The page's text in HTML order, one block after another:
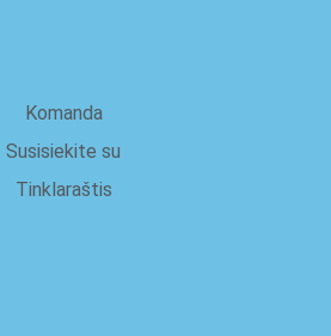
Komanda
Susisiekite su
Tinklaraštis